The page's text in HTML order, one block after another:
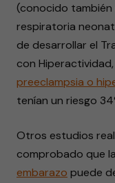
(conocido
respiratoria
de desarrollar el
con
preeclampsia o
tenían un riesgo
Otros estudios
comprobado que
embarazo puede